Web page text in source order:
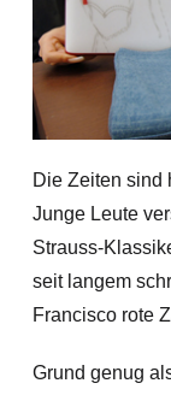
Die Zeiten sind
Junge Leute
Strauss-
seit langem
Francisco rote
Grund genug